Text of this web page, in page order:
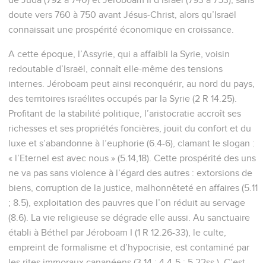
doute vers 760 à 750 avant Jésus-Christ, alors qu’Israël
connaissait une prospérité économique en croissance.
A cette époque, l’Assyrie, qui a affaibli la Syrie, voisin
redoutable d’Israël, connaît elle-même des tensions
internes. Jéroboam peut ainsi reconquérir, au nord du pays,
des territoires israélites occupés par la Syrie (2 R 14.25).
Profitant de la stabilité politique, l’aristocratie accroît ses
richesses et ses propriétés foncières, jouit du confort et du
luxe et s’abandonne à l’euphorie (6.4-6), clamant le slogan :
« l’Eternel est avec nous » (5.14,18). Cette prospérité des uns
ne va pas sans violence à l’égard des autres : extorsions de
biens, corruption de la justice, malhonnêteté en affaires (5.11
; 8.5), exploitation des pauvres que l’on réduit au servage
(8.6). La vie religieuse se dégrade elle aussi. Au sanctuaire
établi à Béthel par Jéroboam I (1 R 12.26-33), le culte,
empreint de formalisme et d’hypocrisie, est contaminé par